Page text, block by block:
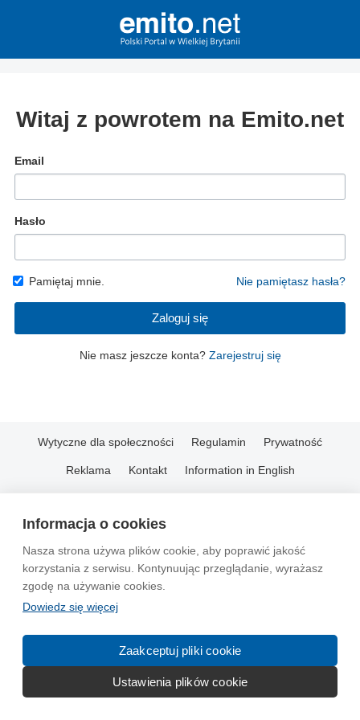
Informacja o cookies
Nasza strona używa plików cookie, aby poprawić jakość
korzystania z serwisu. Kontynuując przeglądanie, wyrażasz
zgodę na używanie cookies.
Dowiedz się więcej
Zaakceptuj pliki cookie
Ustawienia plików cookie
Witaj z powrotem na Emito.net
Email
Hasło
Pamiętaj mnie. Nie pamiętasz hasła?
Zaloguj się
Nie masz jeszcze konta? Zarejestruj się
Wytyczne dla społeczności Regulamin Prywatność
Reklama Kontakt Information in English